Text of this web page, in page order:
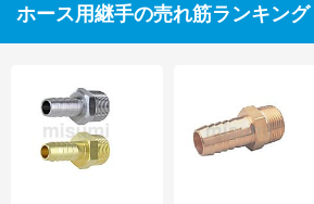
ホース用継手の売れ筋ランキング